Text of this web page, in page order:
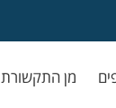
מן התקשורת